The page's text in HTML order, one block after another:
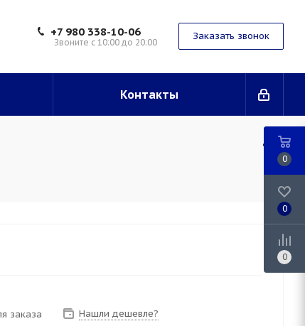
+7 980 338-10-06
Звоните с 10:00 до 20:00
Заказать звонок
Контакты
заказа Нашли дешевле?
0
0
0